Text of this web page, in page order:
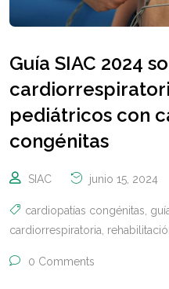
Guía SIAC 2024
pediátricos con
congénitas
SIAC junio 15, 2024
cardiopatías congénitas
cardiorrespiratoria
0 Comments